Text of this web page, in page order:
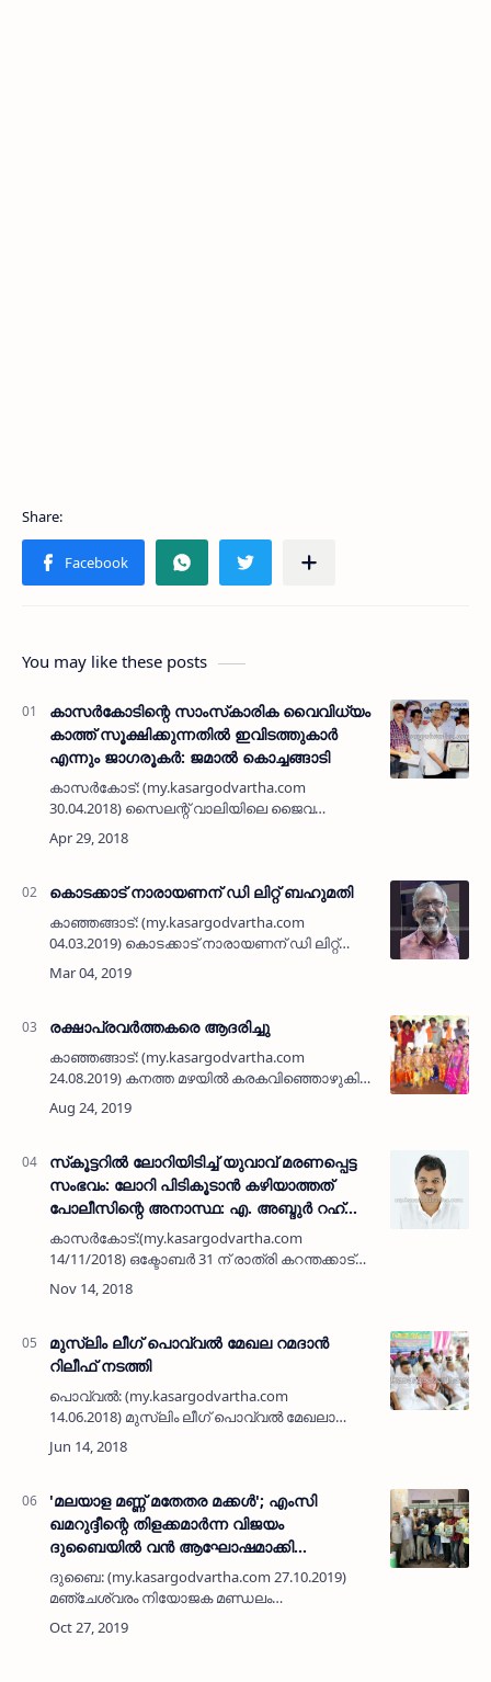
You may like these posts
കാസര്‍കോടിന്റെ സാംസ്‌കാരിക വൈവിധ്യം
കാത്ത് സൂക്ഷിക്കുന്നതില്‍ ഇവിടത്തുകാര്‍
എന്നും ജാഗരൂകര്‍: ജമാല്‍ കൊച്ചങ്ങാടി
കാസര്‍കോട്: (my.kasargodvartha.com
30.04.2018) സൈലന്റ് വാലിയിലെ ജൈവ
വൈവിധ്യത്തെ ഓര്‍മ്മിപ്പിക്കുന്നതാണ്
കാസര്‍കോട് സാംസ്‌കാരിക വൈവിധ്യമെന്ന്
കൊടക്കാട് നാരായണന് ഡി ലിറ്റ് ബഹുമതി
കാഞ്ഞങ്ങാട്: (my.kasargodvartha.com
04.03.2019) കൊടക്കാട് നാരായണന് ഡി ലിറ്റ്
(ഡോക്ടര്‍ ഓഫ് ലെറ്റേഴ്‌സ്) ബഹുമതി ലഭിച്ചു.
വിദ്യാഭ്യാസ രംഗത്തെ ആത്മാര്‍പ്പണം
രക്ഷാപ്രവര്‍ത്തകരെ ആദരിച്ചു
കാഞ്ഞങ്ങാട്: (my.kasargodvartha.com
24.08.2019) കനത്ത മഴയില്‍ കരകവിഞ്ഞൊഴുകിയ
അരയി പാലത്തില്‍ ഒഴുക്കില്‍പ്പെട്ട ചായ്യോത്തെ
ദമ്പതികളേയും അവര്‍ സഞ്ചരിച്ച കാറിനേയും
സ്‌കൂട്ടറില്‍ ലോറിയിടിച്ച് യുവാവ് മരണപ്പെട്ട
സംഭവം: ലോറി പിടികൂടാന്‍ കഴിയാത്തത്
പോലീസിന്റെ അനാസ്ഥ: എ. അബ്ദുര്‍ റഹ്
മാന്‍
കാസര്‍കോട്:(my.kasargodvartha.com
14/11/2018) ഒക്ടോബര്‍ 31 ന് രാത്രി കറന്തക്കാട്
ദേശീയപാതയില്‍ സ്‌കൂട്ടറില്‍ ലോറിയിടിച്ച്
തളങ്കര ഖാസിലേനിലെ പരേതനായ എ.
മുസ്ലിം ലീഗ് പൊവ്വല്‍ മേഖല റമദാന്‍
റിലീഫ് നടത്തി
പൊവ്വല്‍: (my.kasargodvartha.com
14.06.2018) മുസ്ലിം ലീഗ് പൊവ്വല്‍ മേഖലാ
സ്ഥിരം റിലീഫ് കമ്മിറ്റിയുടെ ഈ വര്‍ഷത്തെ
റമദാന്‍ റിലീഫ് പൊവ്വല്‍ മര്‍ഹൂം പാണക്കാട്
'മലയാള മണ്ണ് മതേതര മക്കള്‍'; എംസി
ഖമറുദ്ദീന്റെ തിളക്കമാര്‍ന്ന വിജയം
ദുബൈയില്‍ വന്‍ ആഘോഷമാക്കി
കെഎംസിസി
ദുബൈ: (my.kasargodvartha.com 27.10.2019)
മഞ്ചേശ്വരം നിയോജക മണ്ഡലം
ഉപതെരെഞ്ഞെടുപ്പിലെ എംസി ഖമറുദ്ദീന്റെ
തിളക്കമാര്‍ന്ന വിജയം ദുബൈയില്‍ വന്‍